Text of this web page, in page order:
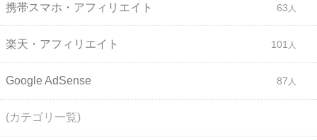
携帯スマホ・アフィリエイト 63
楽天・アフィリエイト 101
Google AdSense 87
(カテゴリ一覧)